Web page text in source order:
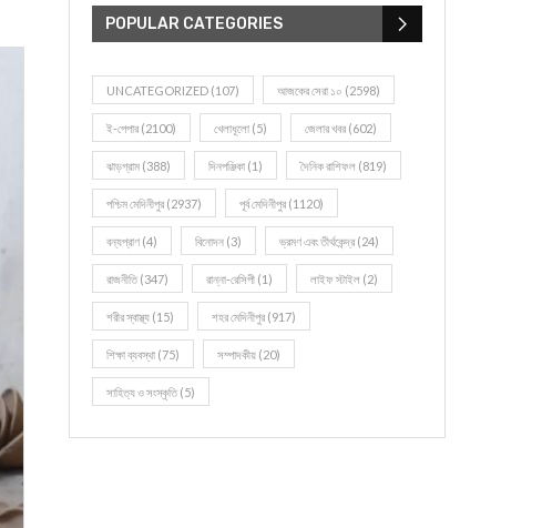
POPULAR CATEGORIES
UNCATEGORIZED (107) আজকের সেরা ১০ (2598)
ই-পেপার (2100) খেলাধূলো (5) জেলার খবর (602)
ঝাড়গ্রাম (388) দিনপঞ্জিকা (1) দৈনিক রাশিফল (819)
পশ্চিম মেদিনীপুর (2937) পূর্ব মেদিনীপুর (1120)
বন্যপ্রাণ (4) বিনোদন (3) ভ্রমণ এবং তীর্থকেন্দ্র (24)
রাজনীতি(347) রান্না-রেসিপী (1) লাইফ স্টাইল (2)
শরীর স্বাস্থ্য (15) শহর মেদিনীপুর (917)
শিক্ষা ব্যবস্থা (75) সম্পাদকীয় (20)
সাহিত্য ও সংস্কৃতি(5)